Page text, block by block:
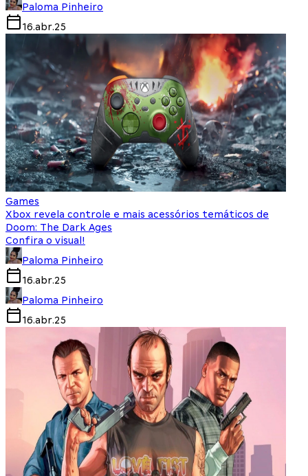
Paloma Pinheiro
16.abr.25
Games
Xbox revela controle e mais acessórios temáticos de
Doom: The Dark Ages
Confira o visual!
Paloma Pinheiro
16.abr.25
Paloma Pinheiro
16.abr.25